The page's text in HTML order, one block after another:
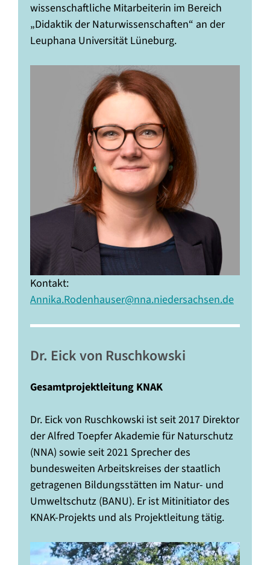
wissenschaftliche Mitarbeiterin im Bereich
„Didaktik der Naturwissenschaften“ an der
Leuphana Universität Lüneburg.
Kontakt:
Annika.Rodenhauser@nna.niedersachsen.de
Dr. Eick von Ruschkowski
Gesamtprojektleitung KNAK
Dr. Eick von Ruschkowski ist seit 2017 Direktor
der Alfred Toepfer Akademie für Naturschutz
(NNA) sowie seit 2021 Sprecher des
bundesweiten Arbeitskreises der staatlich
getragenen Bildungsstätten im Natur- und
Umweltschutz (BANU). Er ist Mitinitiator des
KNAK-Projekts und als Projektleitung tätig.